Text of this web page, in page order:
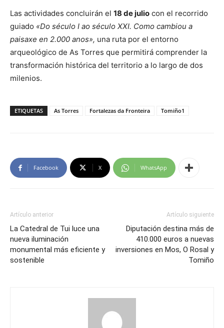
Las actividades concluirán el 18 de julio con el recorrido
guiado «Do século I ao século XXI. Como cambiou a
paisaxe en 2.000 anos», una ruta por el entorno
arqueológico de As Torres que permitirá comprender la
transformación histórica del territorio a lo largo de dos
milenios.
ETIQUETAS As Torres Fortalezas da Fronteira Tomiño1
Facebook X WhatsApp
Artículo anterior
La Catedral de Tui luce una
nueva iluminación
monumental más eficiente y
sostenible
Artículo siguiente
Diputación destina más de
410.000 euros a nuevas
inversiones en Mos, O Rosal y
Tomiño